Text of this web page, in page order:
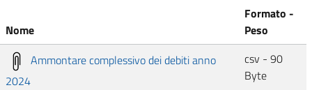
Nome
Formato -
Peso
Ammontare complessivo dei debiti anno
2024
csv - 90
Byte